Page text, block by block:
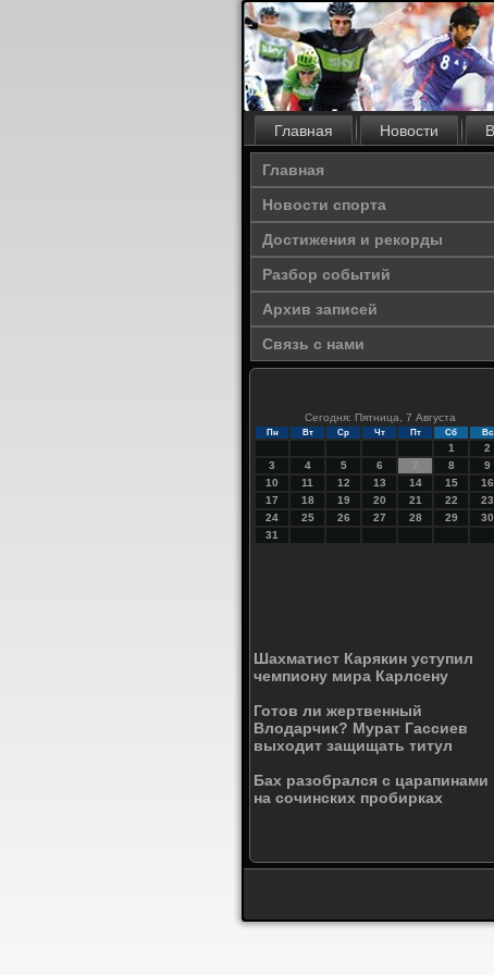
Главная Новости
Главная
Новости спорта
Достижения и рекорды
Разбор событий
Архив записей
Связь с нами
Сегодня: Пятница, 7 Августа
Пн Вт Ср Чт Пт Сб Вс
1
2
3
4 5 6 7 8
9
10
11 12 13 14 15
16
17
18 19 20 21 22
23
24
25 26 27 28 29
30
31
Шахматист Карякин уступил
чемпиону мира Карлсену
Готов ли жертвенный
Влодарчик? Мурат Гассиев
выходит защищать титул
Бах разобрался с царапинами
на сочинских пробирках